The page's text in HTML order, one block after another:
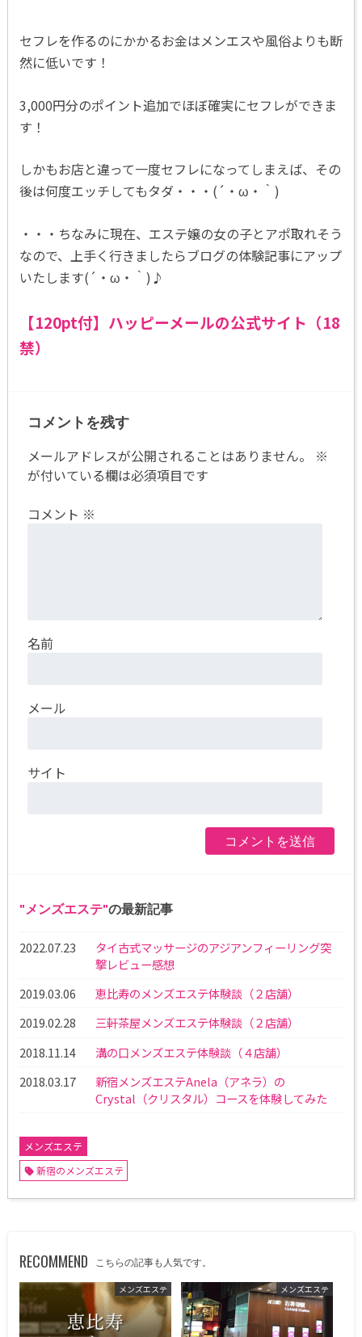
セフレを作るのにかかるお金はメンエスや風俗よりも断
然に低いです！
3,000円分のポイント追加でほぼ確実にセフレができま
す！
しかもお店と違って一度セフレになってしまえば、その
後は何度エッチしてもタダ・・・(´・ω・｀)
・・・ちなみに現在、エステ嬢の女の子とアポ取れそう
なので、上手く行きましたらブログの体験記事にアップ
いたします(´・ω・｀)♪
【120pt付】ハッピーメールの公式サイト（18
禁）
コメントを残す
メールアドレスが公開されることはありません。
※
が付いている欄は必須項目です
コメント ※
名前
メール
サイト
メンズエステ の最新記事
2022.07.23
タイ古式マッサージのアジアンフィーリング突
撃レビュー感想
2019.03.06
恵比寿のメンズエステ体験談（２店舗）
2019.02.28
三軒茶屋メンズエステ体験談（２店舗）
2018.11.14
溝の口メンズエステ体験談（４店舗）
2018.03.17
新宿メンズエステAnela（アネラ）の
Crystal（クリスタル）コースを体験してみた
メンズエステ
新宿のメンズエステ
RECOMMEND こちらの記事も人気です。
メンズエステ メンズエステ